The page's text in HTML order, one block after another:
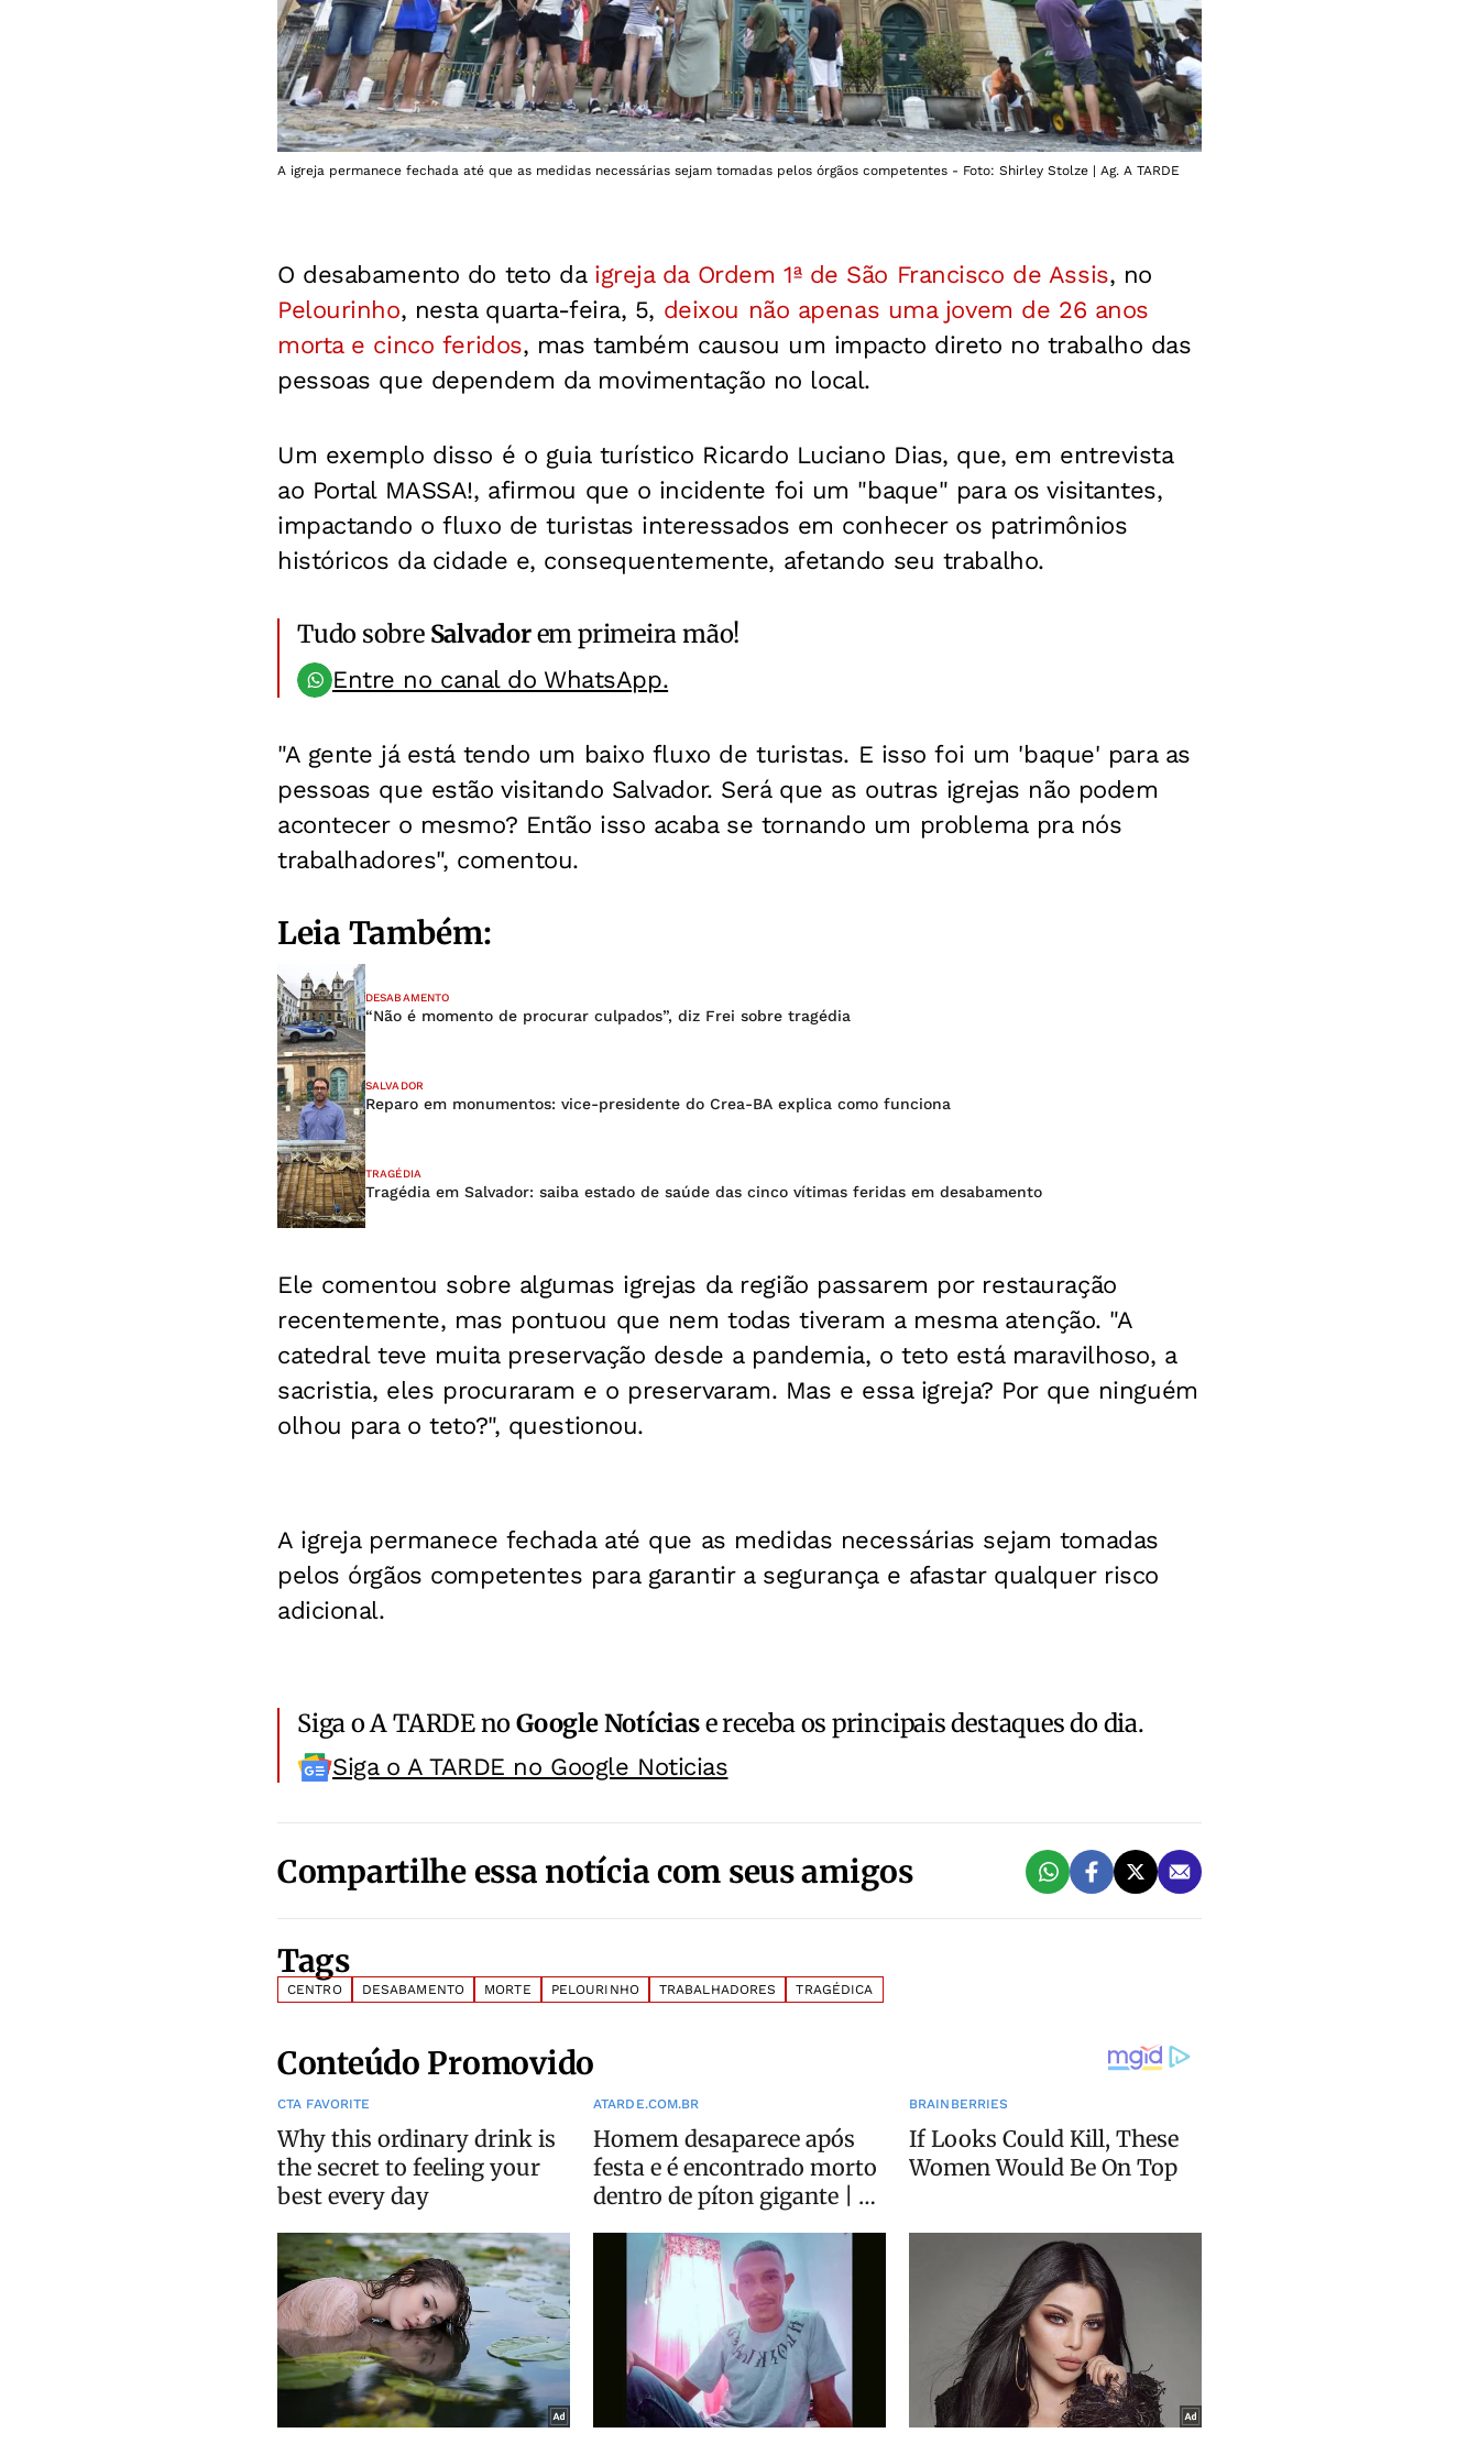
A igreja permanece fechada até que as medidas necessárias sejam tomadas pelos órgãos competentes - Foto: Shirley Stolze | Ag. A TARDE
O desabamento do teto da igreja da Ordem 1ª de São Francisco de Assis, no
Pelourinho, nesta quarta-feira, 5, deixou não apenas uma jovem de 26 anos
morta e cinco feridos, mas também causou um impacto direto no trabalho das
pessoas que dependem da movimentação no local.
Um exemplo disso é o guia turístico Ricardo Luciano Dias, que, em entrevista
ao Portal MASSA!, afirmou que o incidente foi um "baque" para os visitantes,
impactando o fluxo de turistas interessados em conhecer os patrimônios
históricos da cidade e, consequentemente, afetando seu trabalho.
Tudo sobre Salvadorem primeira mão!
Entre no canal do WhatsApp.
"A gente já está tendo um baixo fluxo de turistas. E isso foi um 'baque' para as
pessoas que estão visitando Salvador. Será que as outras igrejas não podem
acontecer o mesmo? Então isso acaba se tornando um problema pra nós
trabalhadores", comentou.
Leia Também:
DESABAMENTO
“Não é momento de procurar culpados”, diz Frei sobre tragédia
SALVADOR
Reparo em monumentos: vice-presidente do Crea-BA explica como funciona
TRAGÉDIA
Tragédia em Salvador: saiba estado de saúde das cinco vítimas feridas em desabamento
Ele comentou sobre algumas igrejas da região passarem por restauração
recentemente, mas pontuou que nem todas tiveram a mesma atenção. "A
catedral teve muita preservação desde a pandemia, o teto está maravilhoso, a
sacristia, eles procuraram e o preservaram. Mas e essa igreja? Por que ninguém
olhou para o teto?", questionou.
A igreja permanece fechada até que as medidas necessárias sejam tomadas
pelos órgãos competentes para garantir a segurança e afastar qualquer risco
adicional.
Siga o A TARDE noGoogle Notíciase receba os principais destaques do dia.
Siga o A TARDE no Google Noticias
Compartilhe essa notícia com seus amigos
Tags
CENTRO DESABAMENTO MORTE PELOURINHO TRABALHADORES TRAGÉDICA